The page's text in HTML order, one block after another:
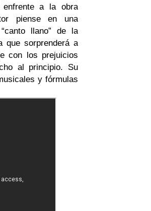
enfrente a la obra
piense en una
llano” de la
que sorprenderá a
con los prejuicios
al principio. Su
y fórmulas